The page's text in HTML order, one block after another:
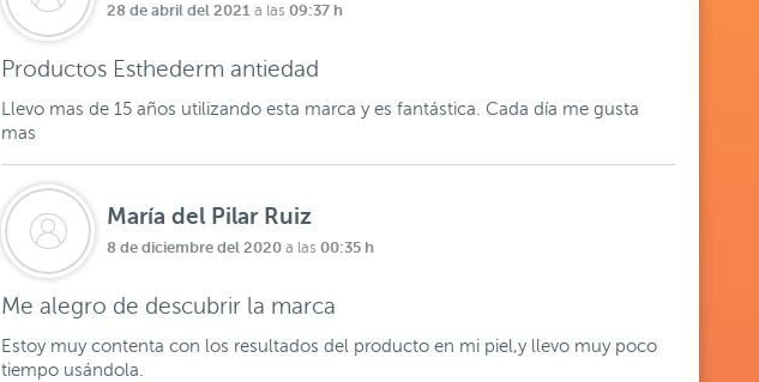
28 de abril del 2021 a las 09:37 h
Productos Esthederm antiedad
Llevo mas de 15 años utilizando esta marca y es fantástica. Cada día me gusta
mas
María del Pilar Ruiz
8 de diciembre del 2020 a las 00:35 h
Me alegro de descubrir la marca
Estoy muy contenta con los resultados del producto en mi piel,y llevo muy poco
tiempo usándola.